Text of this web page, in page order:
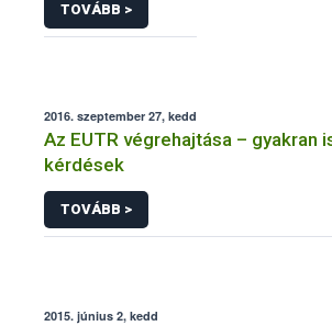
TOVÁBB >
2016. szeptember 27, kedd
Az EUTR végrehajtása – gyakran
kérdések
TOVÁBB >
2015. június 2, kedd